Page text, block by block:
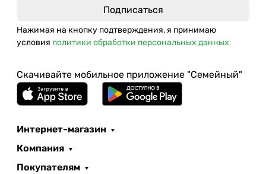
Нажимая на кнопку подтверждения, я принимаю
условия политики обработки персональных данных
Скачивайте мобильное приложение "Семейный"
Интернет-магазин
Компания
Покупателям